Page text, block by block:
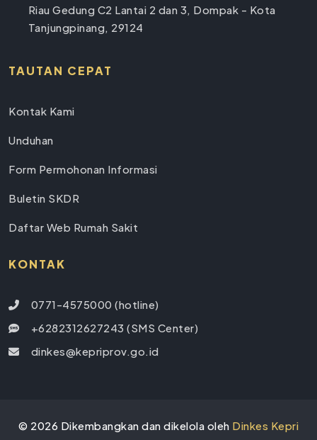
Riau Gedung C2 Lantai 2 dan 3, Dompak - Kota
Tanjungpinang, 29124
TAUTAN CEPAT
Kontak Kami
Unduhan
Form Permohonan Informasi
Buletin SKDR
Daftar Web Rumah Sakit
KONTAK
0771-4575000 (hotline)
+6282312627243 (SMS Center)
dinkes@kepriprov.go.id
© 2026 Dikembangkan dan dikelola oleh Dinkes Kepri